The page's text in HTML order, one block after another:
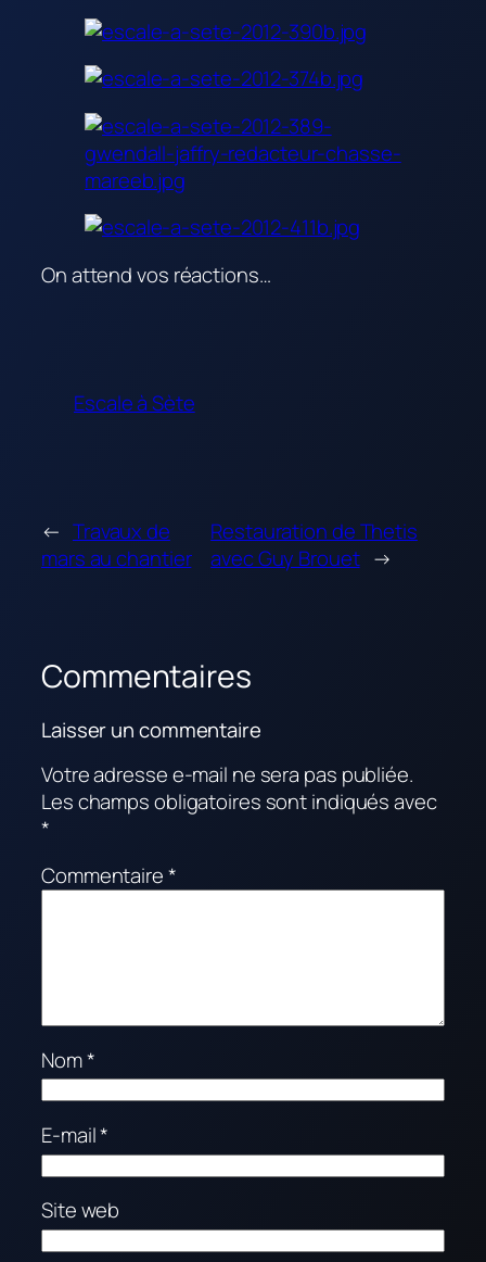
On attend vos réactions…
Escale à Sète
← Travaux de
mars au chantier
Restauration de Thetis
avec Guy Brouet →
Commentaires
Laisser un commentaire
Votre adresse e-mail ne sera pas publiée.
Les champs obligatoires sont indiqués avec
*
Commentaire*
Nom*
E-mail*
Site web